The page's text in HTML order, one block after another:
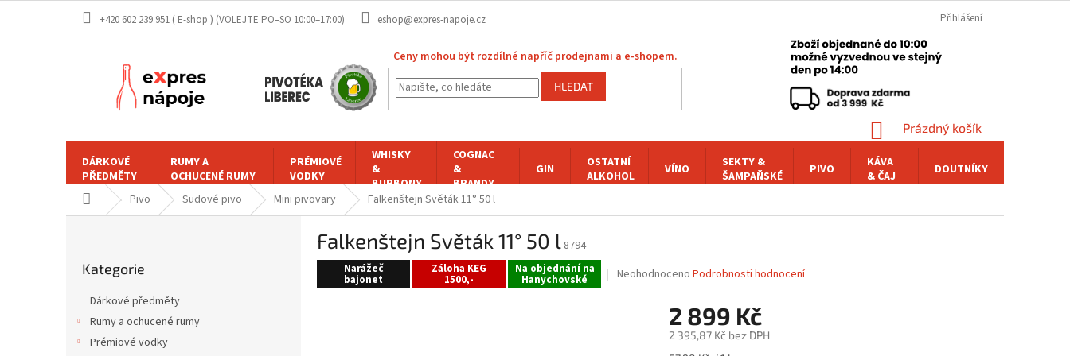
obsah
+420 602 239 951 ( E-shop ) eshop@expres-napoje.cz Přihlášení
Ceny mohou být rozdílné napříč prodejnami a e-shopem.
HLEDAT
NÁKUPNÍ
KOŠÍK
Prázdný košík
DÁRKOVÉ
PŘEDMĚTY
RUMY A
OCHUCENÉ RUMY
PRÉMIOVÉ
VODKY
WHISKY
&
BURBONY
COGNAC
&
BRANDY
GIN
OSTATNÍ
ALKOHOL
VÍNO
SEKTY &
ŠAMPAŇSKÉ
PIVO
KÁVA
& ČAJ
DOUTNÍKY
Domů Pivo Sudové pivo Mini pivovary Falkenštejn Světák 11° 50 l
kategorie
Kategorie
Dárkové předměty
Rumy a ochucené rumy
Prémiové vodky
Falkenštejn Světák 11° 50 l 8794
Narážeč
bajonet
Záloha KEG
1500,-
Na objednání na
Hanychovské
Průměrné
Neohodnoceno Podrobnosti hodnocení
2 899 Kč
2 395,87 Kč bez DPH